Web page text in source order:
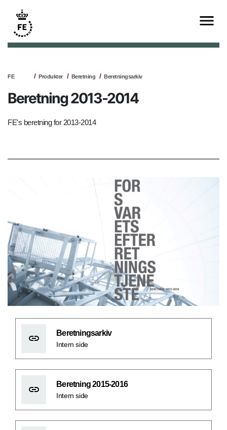
FE Produkter Beretning Beretningsarkiv
Beretning 2013-2014
FE's beretning for 2013-2014
Beretningsarkiv
Intern side
Beretning 2015-2016
Intern side